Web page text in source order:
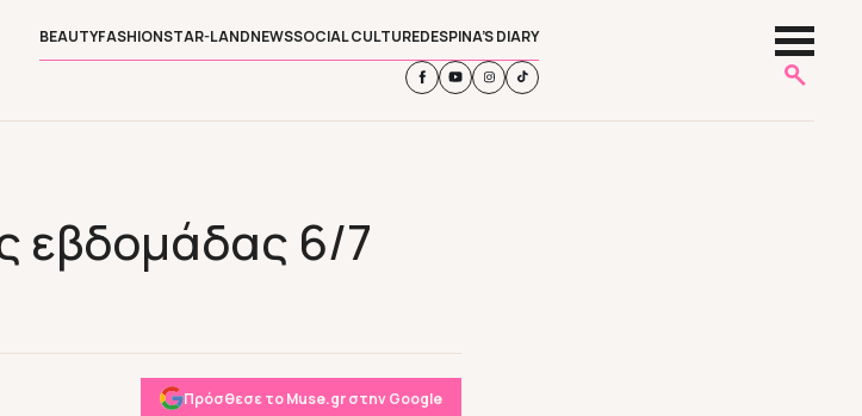
BEAUTYFASHIONSTAR-LANDNEWSSOCIAL CULTUREDESPINA’S DIARY
εβδομάδας 6/7
Πρόσθεσε το Muse.gr στην Google